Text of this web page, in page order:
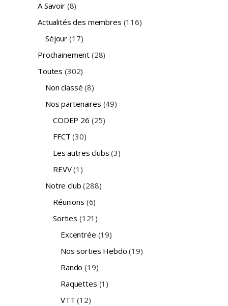
A Savoir(8)
Actualités des membres (116)
Séjour (17)
Prochainement (28)
Toutes (302)
Non classé (8)
Nos partenaires (49)
CODEP 26 (25)
FFCT (30)
Les autres clubs (3)
REVV(1)
Notre club (288)
Réunions (6)
Sorties (121)
Excentrée (19)
Nos sorties Hebdo (19)
Rando (19)
Raquettes (1)
VTT (12)